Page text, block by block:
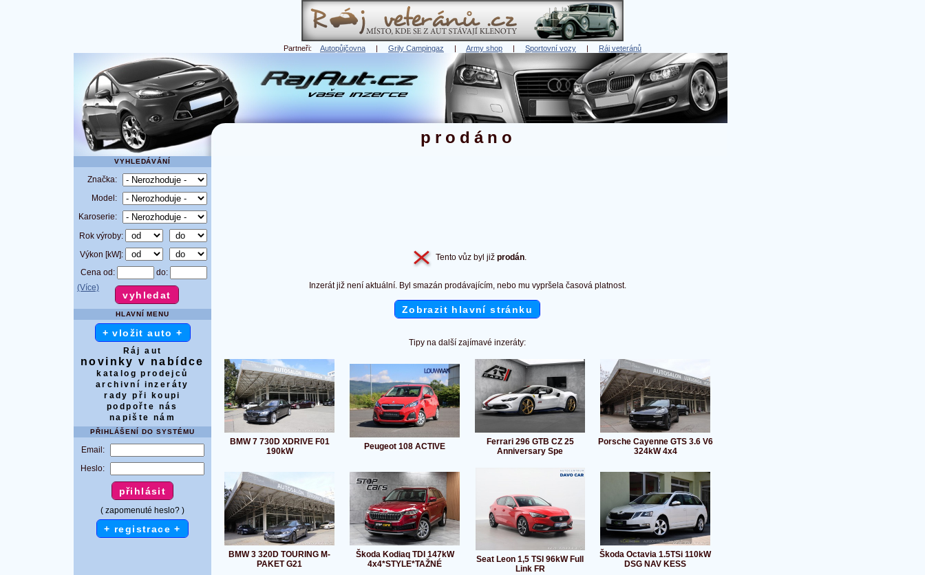
Partneři: Autopůjčovna | Grily Campingaz | Army shop | Sportovní vozy | Ráj veteránů
prodáno
VYHLEDÁVÁNÍ
Značka:
Model:
Karoserie:
Rok výroby:
Výkon [kW]:
Cena od:
do:
(Více)
HLAVNÍ MENU
+ vložit auto +
Ráj aut
novinky v nabídce
katalog prodejců
archivní inzeráty
rady při koupi
podpořte nás
napište nám
PŘIHLÁŠENÍ DO SYSTÉMU
Email:
Heslo:
( zapomenuté heslo? )
+ registrace +
Tento vůz byl již prodán.
Inzerát již není aktuální. Byl smazán prodávajícím, nebo mu vypršela časová platnost.
Zobrazit hlavní stránku
Tipy na další zajímavé inzeráty:
BMW 7 730D XDRIVE F01
190kW
Peugeot 108 ACTIVE
Ferrari 296 GTB CZ 25
Anniversary Spe
Porsche Cayenne GTS 3.6 V6
324kW 4x4
BMW 3 320D TOURING M-
PAKET G21
Škoda Kodiaq TDI 147kW
4x4*STYLE*TAŽNÉ
Seat Leon 1,5 TSI 96kW Full
Link FR
Škoda Octavia 1.5TSi 110kW
DSG NAV KESS